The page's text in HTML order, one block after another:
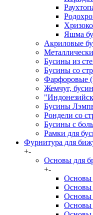
Яшма
Акриловые
Бусины из
Бусины со
Фарфоровые
Жемчуг,
Бусины
Рондели со
Бусины с
Рамки для
Фурнитура для
+-
Основы для
+-
Основы
Основы
Основы
Основы